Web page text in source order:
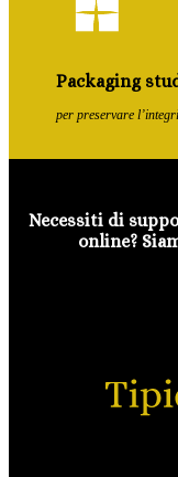
Packaging
per preservare
Necessiti di
online?